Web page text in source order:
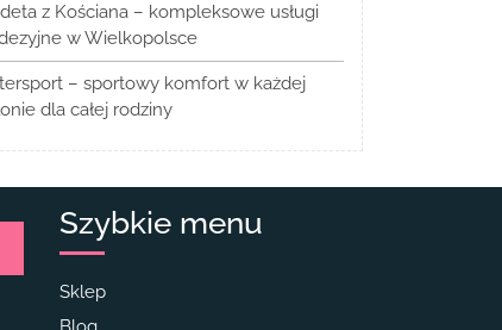
z Kościana – kompleksowe usługi
w Wielkopolsce
– sportowy komfort w każdej
dla całej rodziny
Szybkie menu
Sklep